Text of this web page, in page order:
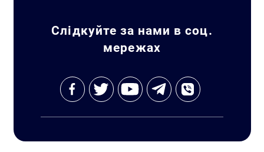
Слідкуйте за нами в соц.
мережах